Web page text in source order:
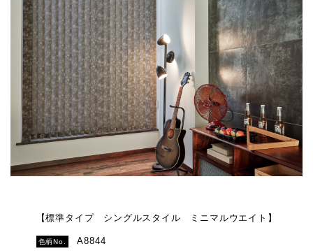
【標準タイプ シングルスタイル ミニマルウエイト】
色柄No. A8844